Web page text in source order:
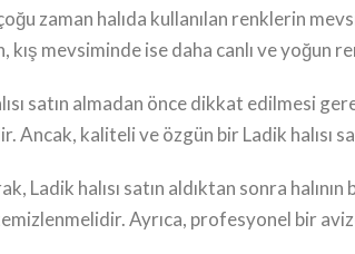
zaman halıda kullanılan renklerin
kış mevsiminde ise daha canlı ve yoğun
satın almadan önce dikkat edilmesi
Ancak, kaliteli ve özgün bir Ladik halısı
Ladik halısı satın aldıktan sonra
Ayrıca, profesyonel bir